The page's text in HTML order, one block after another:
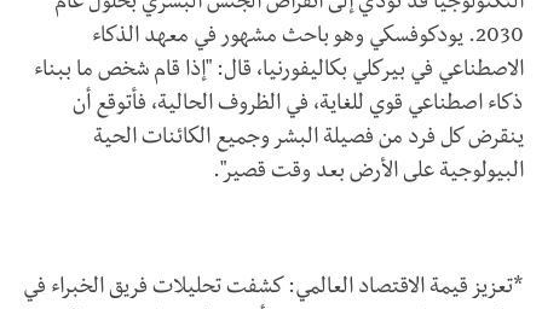
2030. يودكوفسكي وهو باحث مشهور في معهد الذكاء
الاصطناعي في بيركلي بكاليفورنيا، قال: "إذا قام شخص ما ببناء
ذكاء اصطناعي قوي للغاية، في الظروف الحالية، فأتوقع أن
ينقرض كل فرد من فصيلة البشر وجميع الكائنات الحية
البيولوجية على الأرض بعد وقت قصير".
*تعزيز قيمة الاقتصاد العالمي: كشفت تحليلات فريق الخبراء في